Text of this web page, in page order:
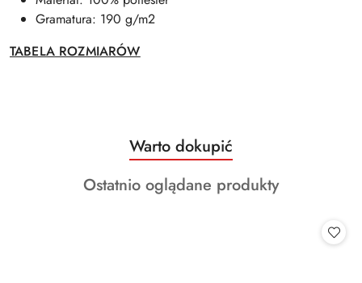
Gramatura: 190 g/m2
TABELA ROZMIARÓW
Pomiń karuzelę produktów
Produkty
o
statusie:
Warto dokupić
Produkty
Ostatnio oglądane produkty